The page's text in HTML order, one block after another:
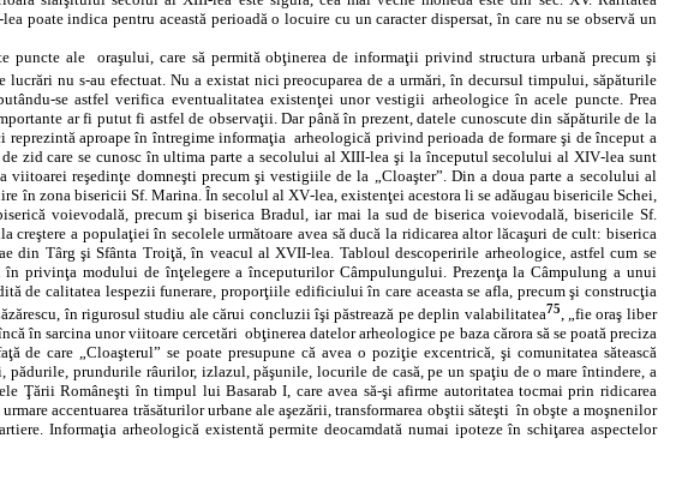
poate indica pentru această perioadă o locuire cu un caracter dispersat, în care nu se observă un
puncte ale
oraşului, care să permită obţinerea de informaţii privind structura urbană precum şi
lucrări nu s‑au efectuat. Nu a existat nici preocuparea de a urmări, în decursul timpului, săpăturile
astfel verifica eventualitatea existenţei unor vestigii arheologice în acele puncte. Prea
ar fi putut fi astfel de observaţii. Dar până în prezent, datele cunoscute din săpăturile de la
reprezintă aproape în întregime informaţia arheologică privind perioada de formare şi de început a
zid care se cunosc în ultima parte a secolului al XIII‑lea şi la începutul secolului al XIV‑lea sunt
reşedinţe domneşti precum şi vestigiile de la „Cloaşter”. Din a doua parte a secolului al
în zona bisericii Sf. Marina. În secolul al XV‑lea, existenţei acestora li se adăugau bisericile Schei,
voievodală, precum şi biserica Bradul, iar mai la sud de biserica voievodală, bisericile Sf.
creştere a populaţiei în secolele următoare avea să ducă la ridicarea altor lăcaşuri de cult: biserica
din Târg şi Sfânta Troiţă, în veacul al XVII‑lea. Tabloul descoperirile arheologice, astfel cum se
privinţa modului de înţelegere a începuturilor Câmpulungului. Prezenţa la Câmpulung a unui
de calitatea lespezii funerare, proporţiile edificiului în care aceasta se afla, precum şi construcţia
în rigurosul studiu ale cărui concluzii îşi păstrează pe deplin valabilitatea75, „fie oraş liber
în sarcina unor viitoare cercetări obţinerea datelor arheologice pe baza cărora să se poată preciza
care „Cloaşterul” se poate presupune că avea o poziţie excentrică, şi comunitatea sătească
prundurile râurilor, izlazul, păşunile, locurile de casă, pe un spaţiu de o mare întindere, a
Ţării Româneşti în timpul lui Basarab I, care avea să‑şi afirme autoritatea tocmai prin ridicarea
accentuarea trăsăturilor urbane ale aşezării, transformarea obştii săteşti în obşte a moşnenilor
Informaţia arheologică existentă permite deocamdată numai ipoteze în schiţarea aspectelor